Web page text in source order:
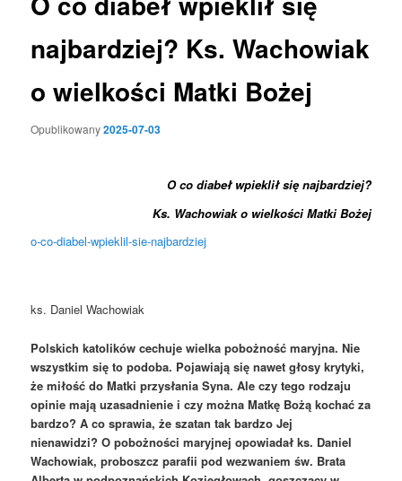
najbardziej? Ks. Wachowiak
o wielkości Matki Bożej
Opublikowany2025-07-03
O co diabeł wpieklił się najbardziej?
Ks. Wachowiak o wielkości Matki Bożej
o-co-diabel-wpieklil-sie-najbardziej
ks. Daniel Wachowiak
Polskich katolików cechuje wielka pobożność maryjna. Nie
wszystkim się to podoba. Pojawiają się nawet głosy krytyki,
że miłość do Matki przysłania Syna. Ale czy tego rodzaju
opinie mają uzasadnienie i czy można Matkę Bożą kochać za
bardzo? A co sprawia, że szatan tak bardzo Jej
nienawidzi? O pobożności maryjnej opowiadał ks. Daniel
Wachowiak, proboszcz parafii pod wezwaniem św. Brata